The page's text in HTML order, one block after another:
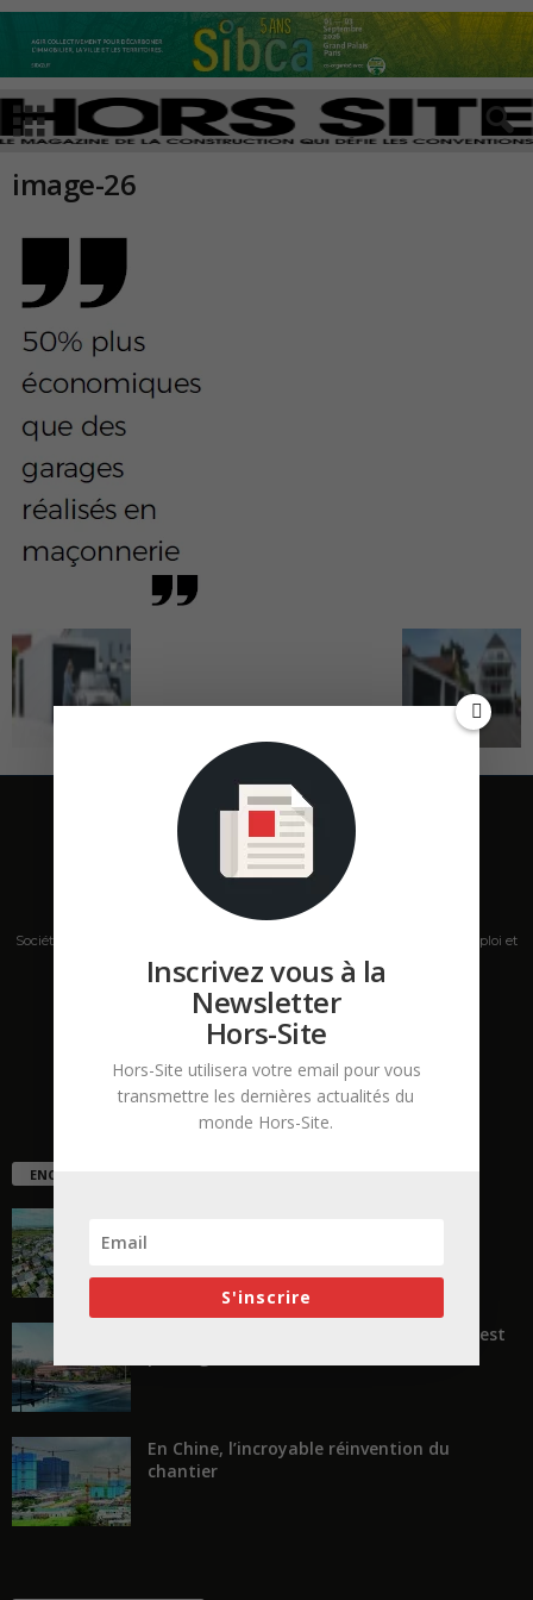
image-26
Société de presse, plateforme de mise en relation sur les marchés B2B, emploi et
salons s'adressant aux professionnels de la construction Hors Site.
Contactez-nous:contact@hors-site.com
ENCORE PLUS D'ARTICLES
« Transformer plutôt que démolir, ce n’est
En Chine, l’incroyable réinvention du
chantier
Inscrivez vous à la
Newsletter
Hors-Site
Hors-Site utilisera votre email pour vous
transmettre les dernières actualités du
monde Hors-Site.
S'inscrire